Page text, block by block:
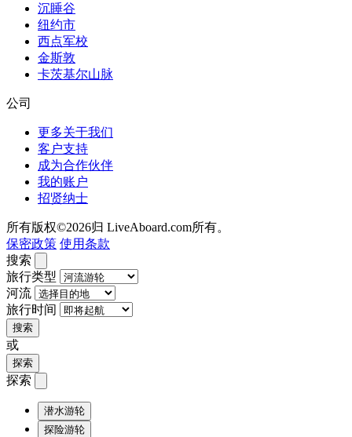
沉睡谷
纽约市
西点军校
金斯敦
卡茨基尔山脉
公司
更多关于我们
客户支持
成为合作伙伴
我的账户
招贤纳士
所有版权©2026归 LiveAboard.com所有。
保密政策 使用条款
搜索
旅行类型
河流
旅行时间
搜索
或
探索
探索
潜水游轮
探险游轮